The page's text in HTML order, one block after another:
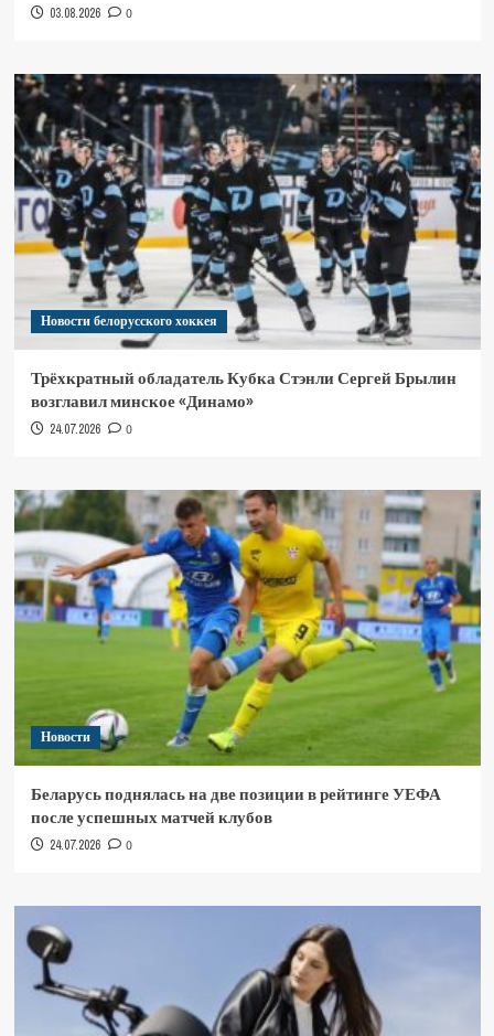
03.08.2026 0
Новости белорусского хоккея
Трёхкратный обладатель Кубка Стэнли Сергей Брылин
возглавил минское «Динамо»
24.07.2026 0
Новости
Беларусь поднялась на две позиции в рейтинге УЕФА
после успешных матчей клубов
24.07.2026 0